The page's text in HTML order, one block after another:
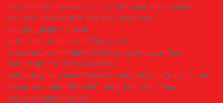
title_font=”Montserrat||||||||” title_text_align=”center”
title_text_color=”#ffffff” title_font_size=”18px”
title_line_height=”1.4em”
price_font=”Montserrat|700|||||||”
price_text_color=”RGBA(0,0,0,0)” price_font_size=”0px”
sale_badge_text_color=”#000000″
sale_price_text_color=”#000000″ sale_price_line_height=”1em”
rating_text_color=”#fece00″ rating_font_size=”19px”
text_orientation=”center”